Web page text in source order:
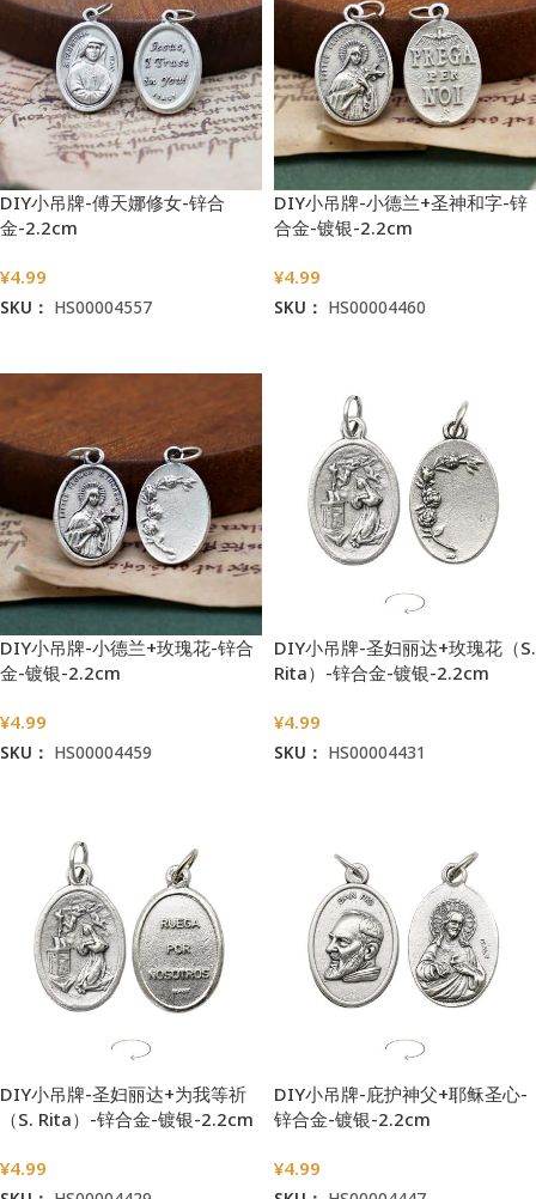
DIY小吊牌-傅天娜修女-锌合
金-2.2cm
¥4.99
SKU： HS00004557
DIY小吊牌-小德兰+圣神和字-锌
合金-镀银-2.2cm
¥4.99
SKU： HS00004460
DIY小吊牌-小德兰+玫瑰花-锌合
金-镀银-2.2cm
¥4.99
SKU： HS00004459
DIY小吊牌-圣妇丽达+玫瑰花（S.
Rita）-锌合金-镀银-2.2cm
¥4.99
SKU： HS00004431
DIY小吊牌-圣妇丽达+为我等祈
（S. Rita）-锌合金-镀银-2.2cm
¥4.99
DIY小吊牌-庇护神父+耶稣圣心-
锌合金-镀银-2.2cm
¥4.99